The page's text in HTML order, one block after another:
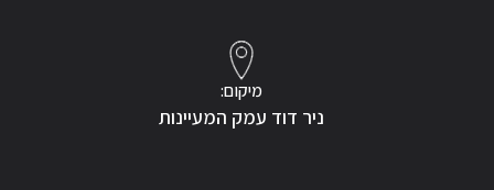
מיקום:
ניר דוד עמק המעיינות